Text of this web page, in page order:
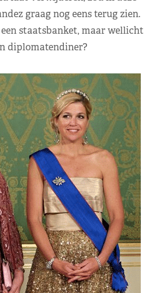
graag nog eens terug zien.
staatsbanket, maar wellicht
diplomatendiner?